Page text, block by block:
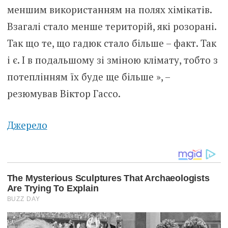
меншим використанням на полях хімікатів.
Взагалі стало менше територій, які розорані.
Так що те, що гадюк стало більше – факт. Так
і є. І в подальшому зі зміною клімату, тобто з
потеплінням їх буде ще більше », –
резюмував Віктор Гассо.
Джерело